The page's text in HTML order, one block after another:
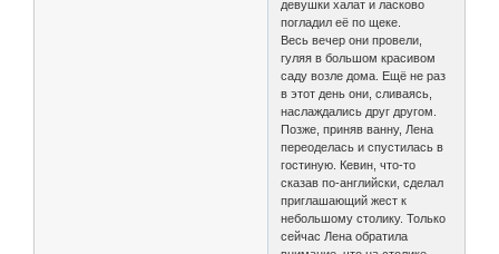
девушки халат и ласково
погладил её по щеке.
Весь вечер они провели,
гуляя в большом красивом
саду возле дома. Ещё не раз
в этот день они, сливаясь,
наслаждались друг другом.
Позже, приняв ванну, Лена
переоделась и спустилась в
гостиную. Кевин, что-то
сказав по-английски, сделал
приглашающий жест к
небольшому столику. Только
сейчас Лена обратила